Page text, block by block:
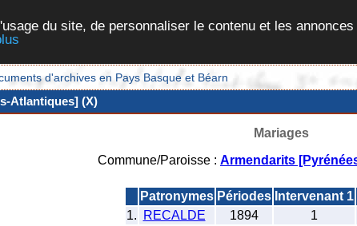
du site, de personnaliser le contenu et les
d'archives en Pays Basque et Béarn
Atlantiques] (X)
Mariages
Commune/Paroisse : Armendarits
Patronymes Périodes Intervenant 1
1.
RECALDE 1894 1